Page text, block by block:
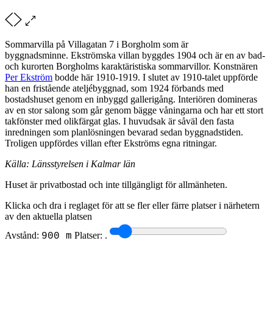
Sommarvilla på Villagatan 7 i Borgholm som är
byggnadsminne. Ekströmska villan byggdes 1904 och är en av bad-
och kurorten Borgholms karaktäristiska sommarvillor. Konstnären
Per Ekström bodde här 1910-1919. I slutet av 1910-talet uppförde
han en fristående ateljébyggnad, som 1924 förbands med
bostadshuset genom en inbyggd gallerigång. Interiören domineras
av en stor salong som går genom bägge våningarna och har ett stort
takfönster med olikfärgat glas. I huvudsak är såväl den fasta
inredningen som planlösningen bevarad sedan byggnadstiden.
Troligen uppfördes villan efter Ekströms egna ritningar.
Källa: Länsstyrelsen i Kalmar län
Huset är privatbostad och inte tillgängligt för allmänheten.
Klicka och dra i reglaget för att se fler eller färre platser i närhetern
av den aktuella platsen
Avstånd: 900 m Platser: .